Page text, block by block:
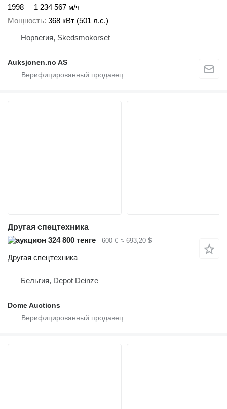
1998
1 234 567 м/ч
Мощность 368 кВт (501 л.с.)
Норвегия, Skedsmokorset
Auksjonen.no AS
Другая спецтехника
324 800 тенге
600 € ≈ 693,20 $
Другая спецтехника
Бельгия, Depot Deinze
Dome Auctions